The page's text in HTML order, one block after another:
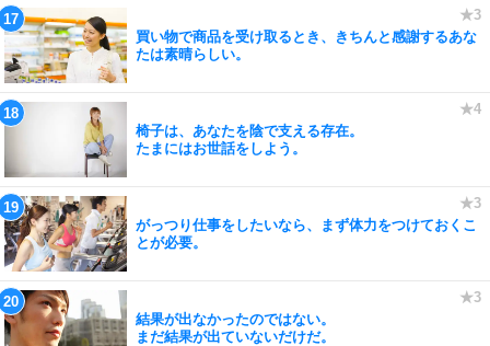
買い物で商品を受け取るとき、きちんと感謝するあな
たは素晴らしい。
椅子は、あなたを陰で支える存在。
たまにはお世話をしよう。
がっつり仕事をしたいなら、まず体力をつけておくこ
とが必要。
結果が出なかったのではない。
まだ結果が出ていないだけだ。